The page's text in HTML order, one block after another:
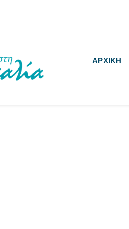
ΑΡΧΙΚΗ